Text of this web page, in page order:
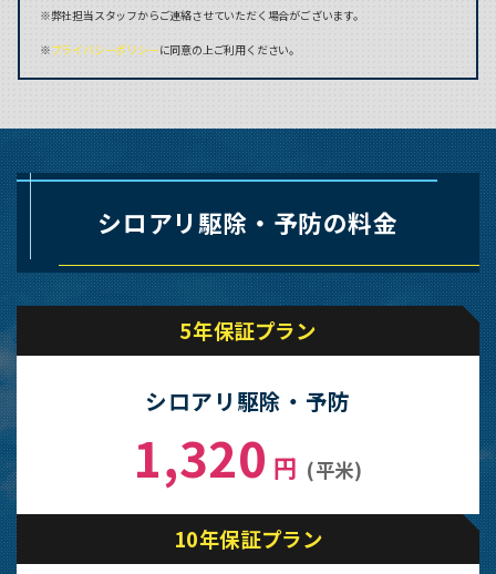
※弊社担当スタッフからご連絡させていただく場合がございます。
※プライバシーポリシーに同意の上ご利用ください。
シロアリ駆除・予防の料金
5年保証プラン
シロアリ駆除・予防
1,320 円 (平米)
10年保証プラン